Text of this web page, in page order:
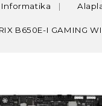
Informatika
B650E-I GAMING